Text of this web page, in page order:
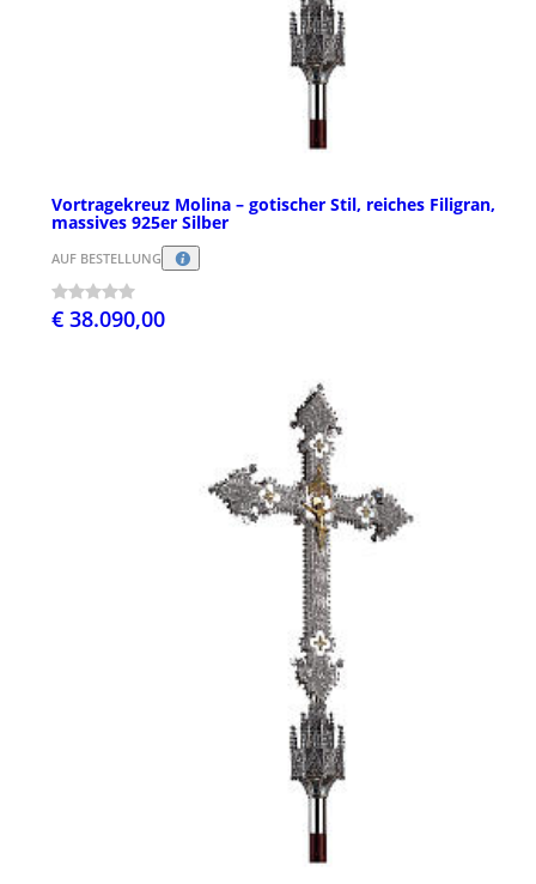
Vortragekreuz Molina – gotischer Stil, reiches Filigran,
massives 925er Silber
AUF BESTELLUNG
€ 38.090,00